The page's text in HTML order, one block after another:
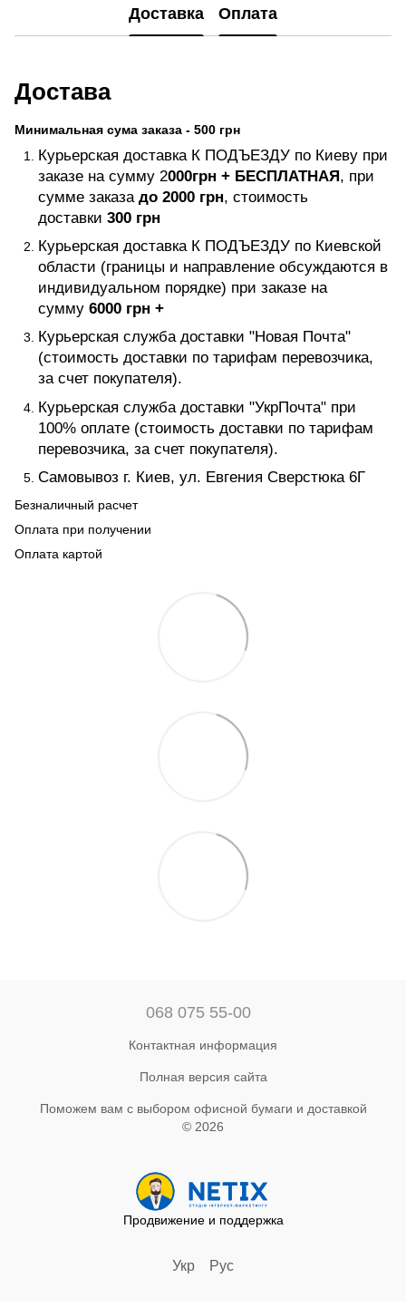
Доставка Оплата
Достава
Минимальная сума заказа - 500 грн
Курьерская доставка К ПОДЪЕЗДУ по Киеву при
заказе на сумму 2000грн + БЕСПЛАТНАЯ, при
сумме заказа до 2000 грн, стоимость
доставки 300 грн
Курьерская доставка К ПОДЪЕЗДУ по Киевской
области (границы и направление обсуждаются в
индивидуальном порядке) при заказе на
сумму 6000 грн +
Курьерская служба доставки "Новая Почта"
(стоимость доставки по тарифам перевозчика,
за счет покупателя).
Курьерская служба доставки "УкрПочта" при
100% оплате (стоимость доставки по тарифам
перевозчика, за счет покупателя).
Самовывоз г. Киев, ул. Евгения Сверстюка 6Г
Безналичный расчет
Оплата при получении
Оплата картой
068 075 55-00
Контактная информация
Полная версия сайта
Поможем вам с выбором офисной бумаги и доставкой
© 2026
Продвижение и поддержка
Укр Рус